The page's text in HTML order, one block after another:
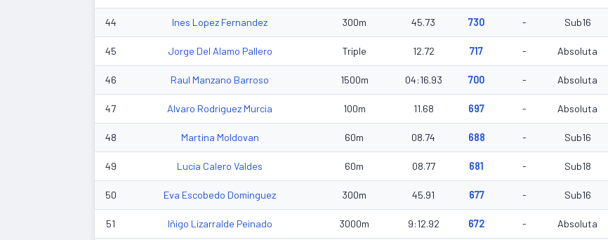
44 Ines Lopez Fernandez 300m 45.73 730 - Sub16
45 Jorge Del Alamo Pallero Triple 12.72 717 - Absoluta
46 Raul Manzano Barroso 1500m 04:16.93 700 - Absoluta
47 Alvaro Rodriguez Murcia 100m 11.68 697 - Absoluta
48 Martina Moldovan 60m 08.74 688 - Sub16
49 Lucia Calero Valdes 60m 08.77 681 - Sub18
50 Eva Escobedo Dominguez 300m 45.91 677 - Sub16
51 Iñigo Lizarralde Peinado 3000m 9:12.92 672 - Absoluta